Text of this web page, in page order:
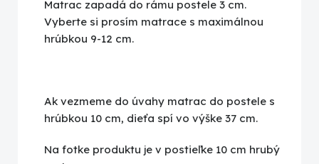
Matrac zapadá do rámu postele 3 cm.
Vyberte si prosím matrace s maximálnou
hrúbkou 9-12 cm.
Ak vezmeme do úvahy matrac do postele s
hrúbkou 10 cm, dieťa spí vo výške 37 cm.
Na fotke produktu je v postieľke 10 cm hrubý